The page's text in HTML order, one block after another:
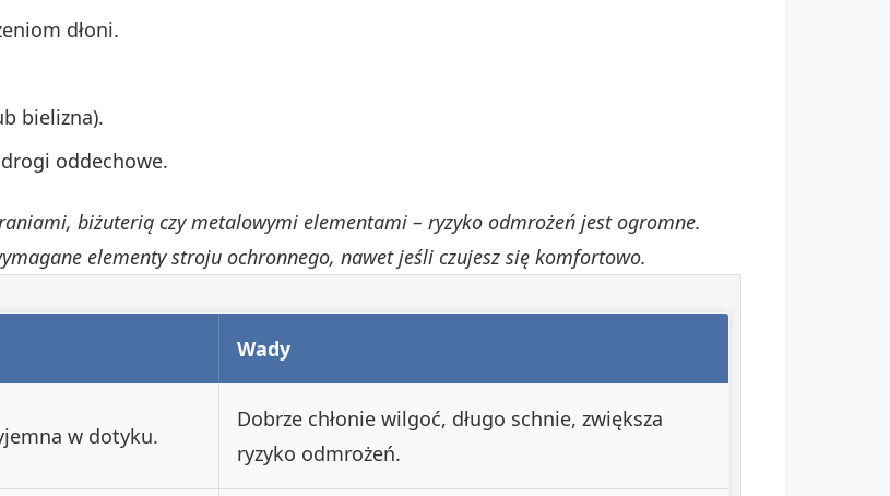
dłoni.
bielizna).
oddechowe.
biżuterią czy metalowymi elementami – ryzyko odmrożeń jest ogromne.
elementy stroju ochronnego, nawet jeśli czujesz się komfortowo.
Wady
w dotyku.
Dobrze chłonie wilgoć, długo schnie, zwiększa
ryzyko odmrożeń.